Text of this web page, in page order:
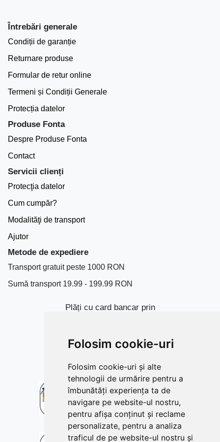
Folosim cookie-uri
Folosim cookie-uri și alte
tehnologii de urmărire pentru a
îmbunătăți experiența ta de
navigare pe website-ul nostru,
pentru afișa conținut și reclame
personalizate, pentru a analiza
traficul de pe website-ul nostru și
Întrebări generale
Condiții de garanție
Returnare produse
Formular de retur online
Termeni și Condiții Generale
Protecția datelor
Produse Fonta
Despre Produse Fonta
Contact
Servicii clienți
Protecţia datelor
Cum cumpăr?
Modalităţi de transport
Ajutor
Metode de expediere
Transport gratuit peste 1000 RON
Sumă transport 19.99 - 199.99 RON
Plăți cu card bancar prin